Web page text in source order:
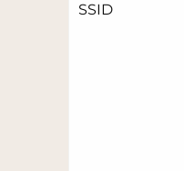
SSID